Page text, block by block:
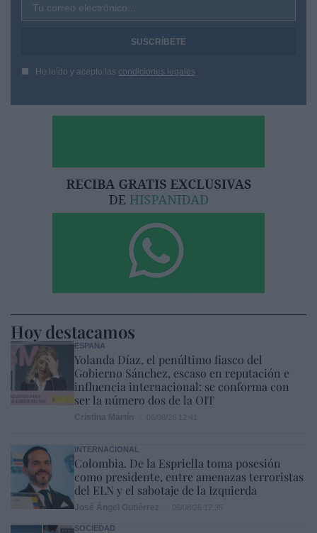
Tu correo electrónico...
He leído y acepto las condiciones legales
Hoy destacamos
ESPAÑA
Yolanda Díaz, el penúltimo fiasco del
Gobierno Sánchez, escaso en reputación e
influencia internacional: se conforma con
ser la número dos de la OIT
INTERNACIONAL
Colombia. De la Espriella toma posesión
como presidente, entre amenazas terroristas
del ELN y el sabotaje de la Izquierda
SOCIEDAD